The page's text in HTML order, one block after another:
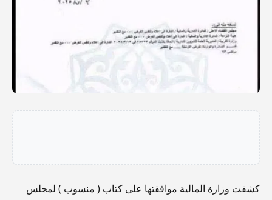
كشفت وزارة المالية موافقتها على كتاب ( منسوب ) لمجلس